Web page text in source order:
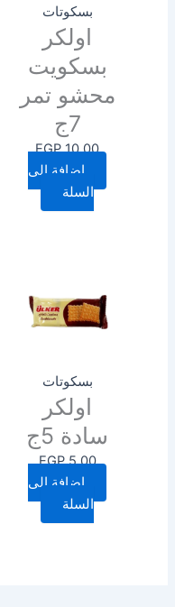
بسكوتات
اولكر
بسكويت
محشو تمر
7ج
EGP10.00
إضافة إلى
السلة
بسكوتات
اولكر
سادة 5ج
EGP5.00
إضافة إلى
السلة